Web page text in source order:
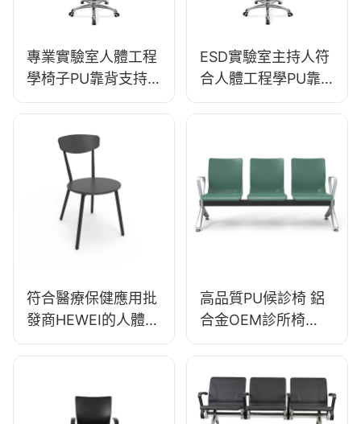
專業實驗室人體工程
學椅子PU靠背支持
360°Swivel穩定的5
實驗室
ESD實驗室主持人符
合人體工程學PU靠
背設計5星鋁基座，
符合醫療保健應用批
發商HEWEI的人體工
程學醫療凳DC136-1
高品質PU候診椅 鋁
合金OEM診所椅
LC099 製造商